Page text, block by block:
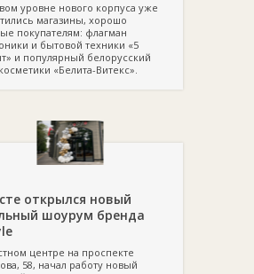
уровне нового корпуса уже
магазины, хорошо
покупателям: флагман
и бытовой техники «5
и популярный белорусский
«Белита-Витекс».
открылся новый
шоурум бренда
центре на проспекте
58, начал работу новый